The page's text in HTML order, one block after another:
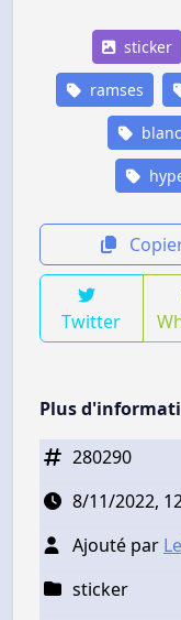
sticker
ramses
blanc
Twitter
Plus
280290
8/11/2022,
Ajouté par
sticker